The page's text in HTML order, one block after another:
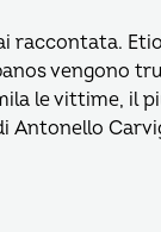
raccontata.
vengono
le vittime, il
Antonello